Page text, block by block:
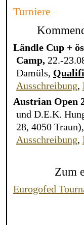
Turniere
Ländle Cup +
Camp, 22.-
Damüls,
Ausschreibung,
Austrian Open
und D.E.K.
28, 4050 Traun),
Ausschreibung,
Zum
Eurogofed